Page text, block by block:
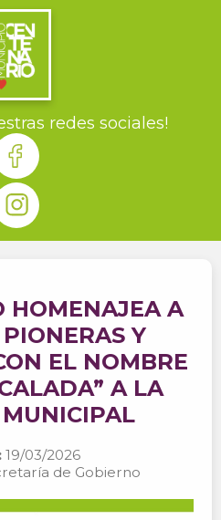
redes sociales!
HOMENAJEA A
Y
EL NOMBRE
A LA
19/03/2026
de Gobierno